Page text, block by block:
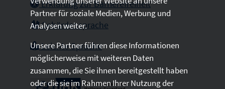
Erklärung zur Barrierefreiheit
Gebärdensprache
Leichte Sprache
Partner für soziale Medien, Werbung und
Analysen weiter.
Unsere Partner führen diese Informationen
möglicherweise mit weiteren Daten
zusammen, die Sie ihnen bereitgestellt haben
oder die sie im Rahmen Ihrer Nutzung der